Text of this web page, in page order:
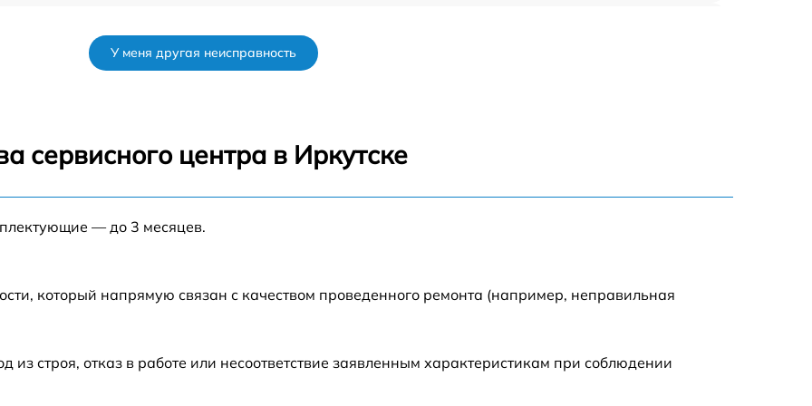
от 35 мин
У меня другая неисправность
сервисного центра в Иркутске
— до 3 месяцев.
который напрямую связан с качеством проведенного ремонта (например, неправильная
строя, отказ в работе или несоответствие заявленным характеристикам при соблюдении